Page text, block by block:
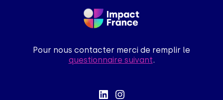
Pour nous contacter merci de remplir le
questionnaire suivant.